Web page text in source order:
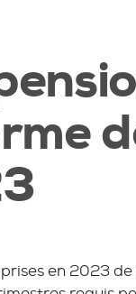
en 2023